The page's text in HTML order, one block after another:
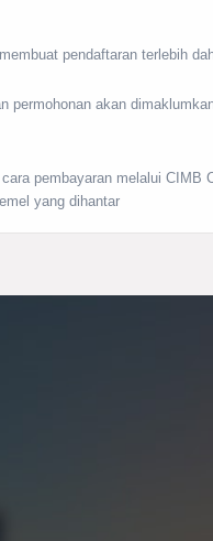
pendaftaran terlebih
permohonan akan
pembayaran melalui CIMB
yang dihantar